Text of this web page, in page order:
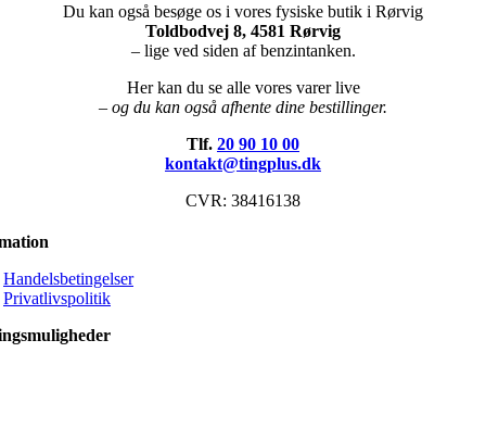
Du kan også besøge os i vores fysiske butik i Rørvig
Toldbodvej 8, 4581 Rørvig
– lige ved siden af benzintanken.
Her kan du se alle vores varer live
– og du kan også afhente dine bestillinger.
Tlf. 20 90 10 00
kontakt@tingplus.dk
CVR: 38416138
Handelsbetingelser
Privatlivspolitik